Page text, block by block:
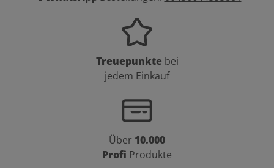
Treuepunkte bei
jedem Einkauf
Über 10.000
Profi Produkte